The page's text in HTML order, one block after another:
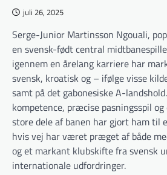
juli 26, 2025
Serge-Junior Martinsson Ngouali,
en svensk-født central
igennem en årelang karriere har
svensk, kroatisk og – ifølge visse
samt på det gabonesiske A-
kompetence, præcise pasningsspil
store dele af banen har gjort ham til
hvis vej har været præget af både
og et markant klubskifte fra svensk
internationale udfordringer.